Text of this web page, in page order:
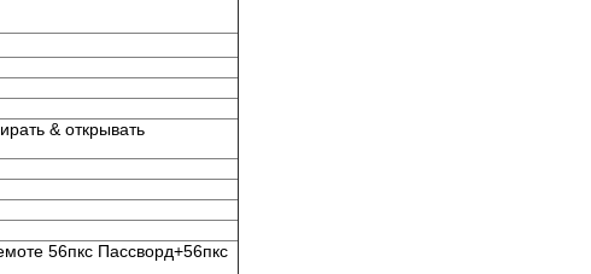
& открывать
56пкс Пассворд+56пкс